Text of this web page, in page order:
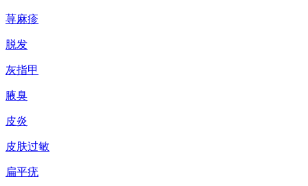
荨麻疹
脱发
灰指甲
腋臭
皮炎
皮肤过敏
扁平疣